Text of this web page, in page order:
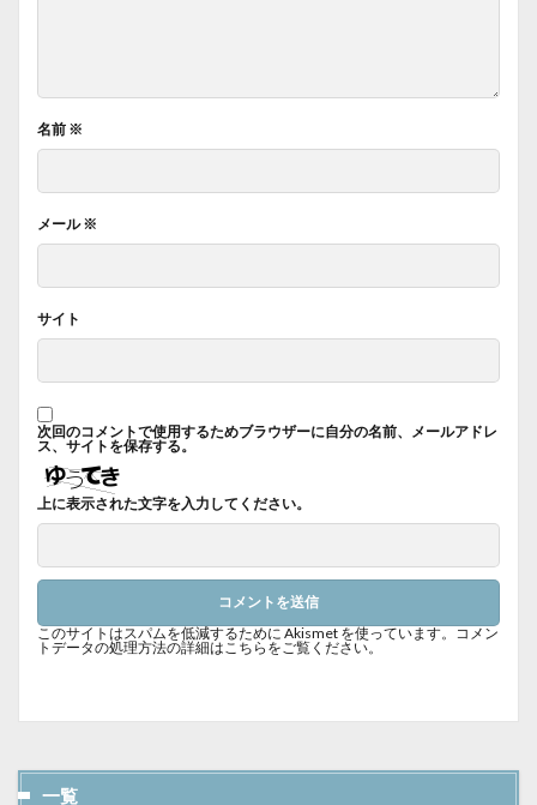
名前 ※
メール※
サイト
次回のコメントで使用するためブラウザーに自分の名前、メールアドレ
ス、サイトを保存する。
上に表示された文字を入力してください。
このサイトはスパムを低減するために Akismet を使っています。 コメン
トデータの処理方法の詳細はこちらをご覧ください。
一覧